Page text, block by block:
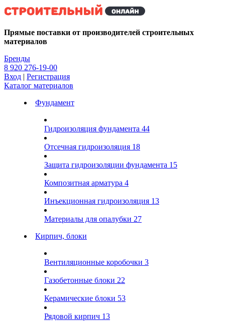
Kg
Прямые поставки от производителей строительных
материалов
Бренды
8 920 276-19-00
Вход | Регистрация
Каталог материалов
Фундамент
Гидроизоляция фундамента 44
Отсечная гидроизоляция 18
Защита гидроизоляции фундамента 15
Композитная арматура 4
Инъекционная гидроизоляция 13
Материалы для опалубки 27
Кирпич, блоки
Вентиляционные коробочки 3
Газобетонные блоки 22
Керамические блоки 53
Рядовой кирпич 13